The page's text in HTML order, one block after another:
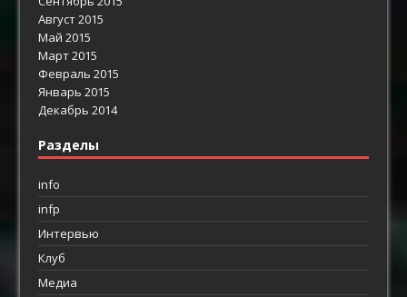
Август 2015
Май 2015
Март 2015
Февраль 2015
Январь 2015
Декабрь 2014
Разделы
info
infp
Интервью
Клуб
Медиа